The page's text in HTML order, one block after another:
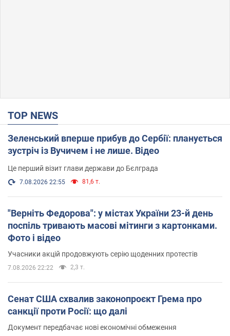
TOP NEWS
Зеленський вперше прибув до Сербії: планується
зустріч із Вучичем і не лише. Відео
Це перший візит глави держави до Бєлграда
7.08.2026 22:55 81,6 т.
"Верніть Федорова": у містах України 23-й день
поспіль тривають масові мітинги з картонками.
Фото і відео
Учасники акцій продовжують серію щоденних протестів
7.08.2026 22:22 2,3 т.
Сенат США схвалив законопроєкт Грема про
санкції проти Росії: що далі
Документ передбачає нові економічні обмеження